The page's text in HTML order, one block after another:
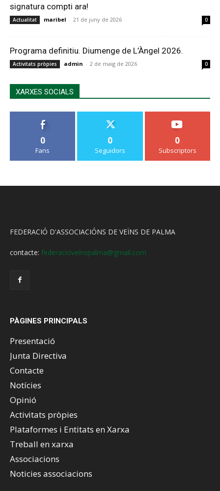
signatura compti ara!
Actualitat maribel - 21 de juny de 2026 0
Programa definitiu. Diumenge de L’Àngel 2026.
Activitats pròpies admin - 2 de maig de 2026 0
XARXES SOCIALS
0
Fans
0
Seguidors
0
Subscriptors
FEDERACIÓ D'ASSOCIACIÓNS DE VEÏNS DE PALMA
contacte: federacioveinspalma@gmail.com
PÀGINES PRINCIPALS
Presentació
Junta Directiva
Contacte
Notícies
Opinió
Activitats pròpies
Plataformes i Entitats en Xarxa
Treball en xarxa
Associacions
Noticies associacions